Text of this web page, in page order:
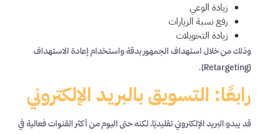
زيادة الوعي
رفع نسبة الزيارات
زيادة التحويلات
وذلك من خلال استهداف الجمهور بدقة واستخدام إعادة الاستهداف
(Retargeting).
رابعًا: التسويق بالبريد الإلكتروني
قد يبدو البريد الإلكتروني تقليديًا، لكنه حتى اليوم من أكثر القنوات فعالية في